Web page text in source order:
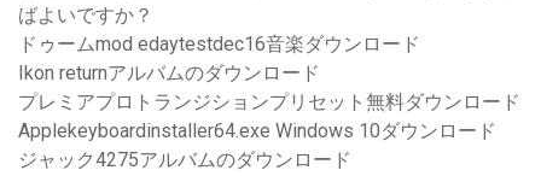
ばよいですか？
ドゥームmod edaytestdec16音楽ダウンロード
Ikon returnアルバムのダウンロード
プレミアプロトランジションプリセット無料ダウンロード
Applekeyboardinstaller64.exe Windows 10ダウンロード
ジャック4275アルバムのダウンロード